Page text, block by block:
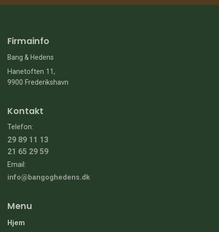
Firmainfo
Bang & Hedens
Hanetoften 11,
9900 Frederikshavn
Kontakt
Telefon:
29 89 11 13
21 65 29 59
Email:
info@bangoghedens.dk
Menu
Hjem